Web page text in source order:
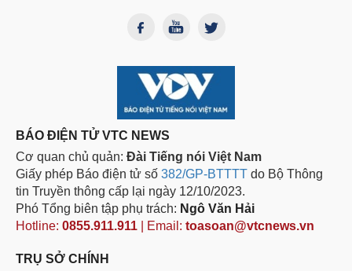
BÁO ĐIỆN TỬ VTC NEWS
Cơ quan chủ quản: Đài Tiếng nói Việt Nam
Giấy phép Báo điện tử số 382/GP-BTTTT do Bộ Thông
tin Truyền thông cấp lại ngày 12/10/2023.
Phó Tổng biên tập phụ trách: Ngô Văn Hải
Hotline: 0855.911.911 | Email: toasoan@vtcnews.vn
TRỤ SỞ CHÍNH